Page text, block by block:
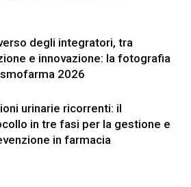
degli integratori, tra
e innovazione: la fotografia
2026
urinarie ricorrenti: il
in tre fasi per la gestione e
in farmacia